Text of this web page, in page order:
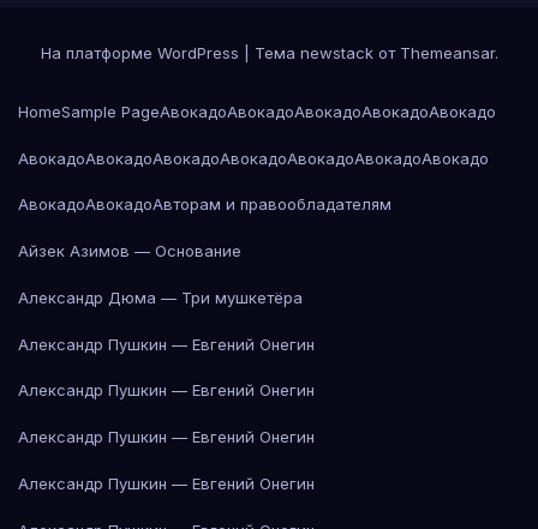
На платформе WordPress Тема newstack от Themeansar.
HomeSample PageАвокадоАвокадоАвокадоАвокадоАвокадо
АвокадоАвокадоАвокадоАвокадоАвокадоАвокадоАвокадо
АвокадоАвокадоАвторам и правообладателям
Айзек Азимов — Основание
Александр Дюма — Три мушкетёра
Александр Пушкин — Евгений Онегин
Александр Пушкин — Евгений Онегин
Александр Пушкин — Евгений Онегин
Александр Пушкин — Евгений Онегин